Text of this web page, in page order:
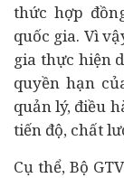
thức hợp
quốc gia. Vì
gia thực hiện
quyền hạn
quản lý, điều
tiến độ, chất
Cụ thể, Bộ